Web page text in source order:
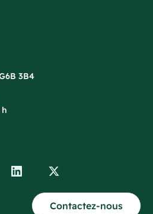
3B4
Contactez-nous